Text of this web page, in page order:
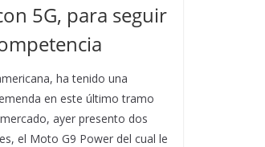
5G, para seguir
ha tenido una
en este último tramo
ayer presento dos
el Moto G9 Power del cual le